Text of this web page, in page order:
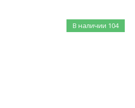
В наличии 104